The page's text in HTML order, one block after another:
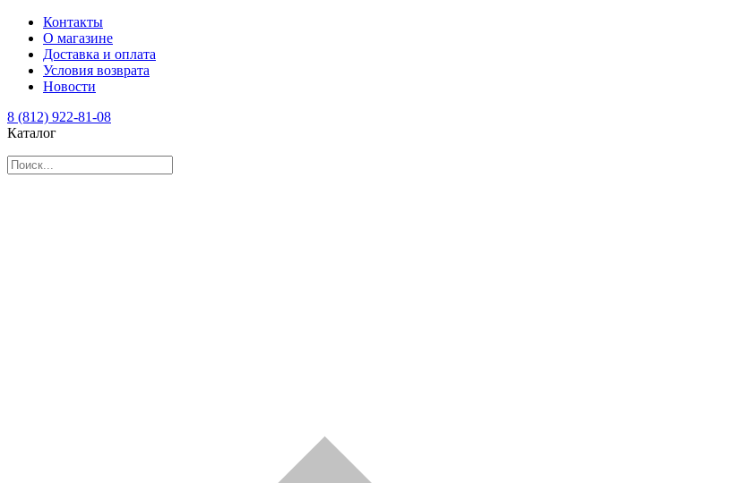
Контакты
О магазине
Доставка и оплата
Условия возврата
Новости
8 (812) 922-81-08
Каталог